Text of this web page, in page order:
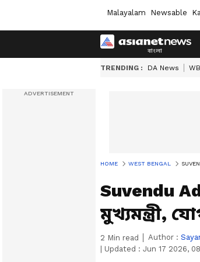
Malayalam Newsable
TRENDING : DA News
HOME WEST BENGAL
Suvendu
মুখ্যমন্ত্রী,
2 Min read Author :
Updated : Jun 17 2026,